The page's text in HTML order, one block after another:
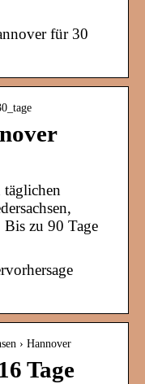
für 30
Bis zu 90 Tage
› Hannover
Tage